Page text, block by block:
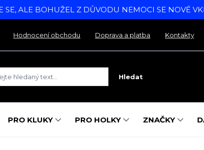
SE, ALE BOHUŽEL Z DŮVODU NEMOCI SE NOVÉ
Hodnocení obchodu Doprava a platba Kontakty
Hledat
PRO KLUKY PRO HOLKY ZNAČKY